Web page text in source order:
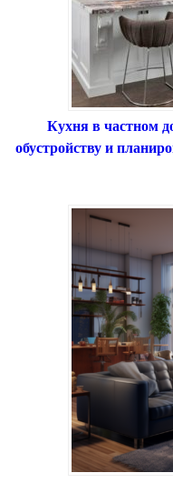
Кухня в частном
обустройству и